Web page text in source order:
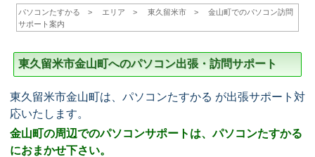
パソコンたすかる エリア 東久留米市
金山町でのパソコン訪問
サポート案内
東久留米市金山町へのパソコン出張・訪問サポート
東久留米市金山町は、パソコンたすかる が出張サポート対
応いたします。
金山町の周辺でのパソコンサポートは、パソコンたすかる
におまかせ下さい。